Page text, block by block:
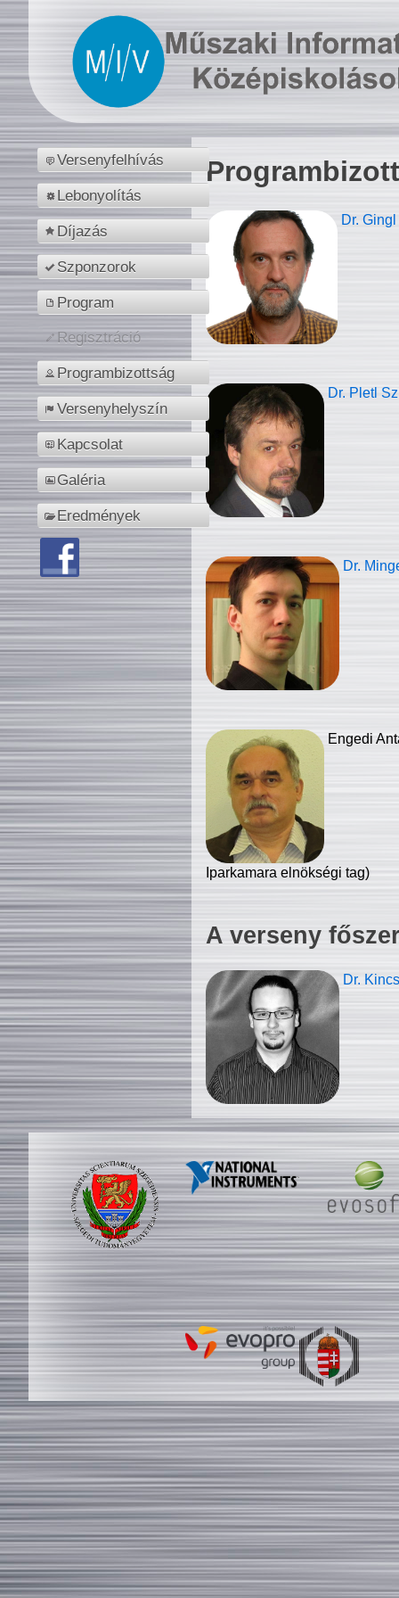
Versenyfelhívás
Lebonyolítás
Díjazás
Szponzorok
Program
Regisztráció
Programbizottság
Versenyhelyszín
Kapcsolat
Galéria
Eredmények
Dr.
Dr. Pletl
Dr.
Engedi
Iparkamara elnökségi tag)
A verseny
Dr.